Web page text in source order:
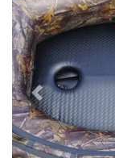
Previous